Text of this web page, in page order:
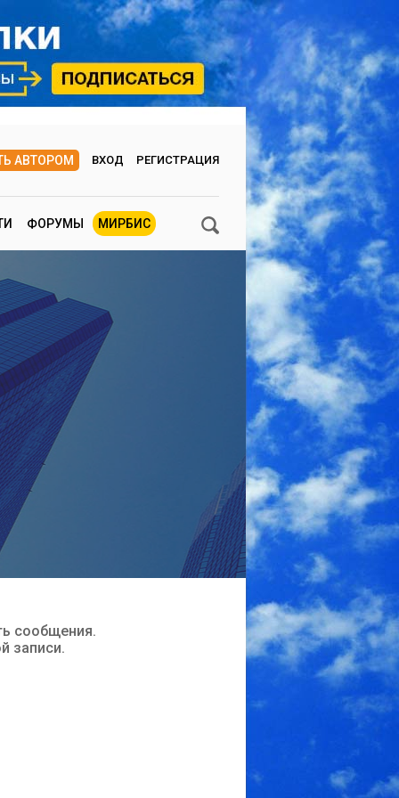
АВТОРОМ ВХОД РЕГИСТРАЦИЯ
ФОРУМЫ МИРБИС
сообщения.
записи.